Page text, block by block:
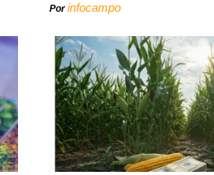
Porinfocampo